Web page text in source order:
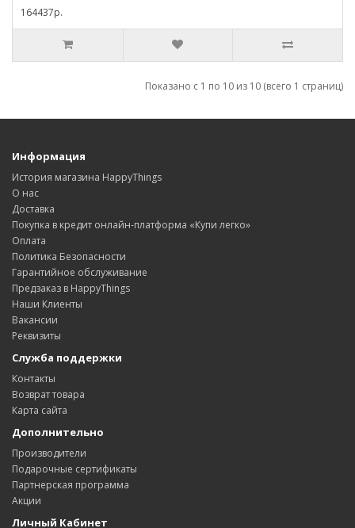
164437р.
Показано с 1 по 10 из 10 (всего 1 страниц)
Информация
История магазина HappyThings
О нас
Доставка
Покупка в кредит онлайн-платформа «Купи легко»
Оплата
Политика Безопасности
Гарантийное обслуживание
Предзаказ в HappyThings
Наши Клиенты
Вакансии
Реквизиты
Служба поддержки
Контакты
Возврат товара
Карта сайта
Дополнительно
Производители
Подарочные сертификаты
Партнерская программа
Акции
Личный Кабинет